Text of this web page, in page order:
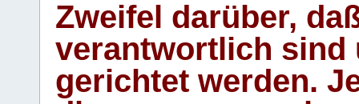
Zweifel darüber,
verantwortlich sind
gerichtet werden.